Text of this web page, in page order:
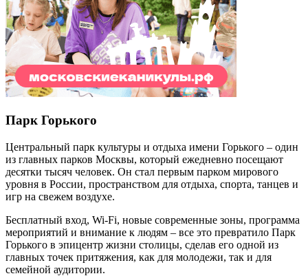
Парк Горького
Центральный парк культуры и отдыха имени Горького – один
из главных парков Москвы, который ежедневно посещают
десятки тысяч человек. Он стал первым парком мирового
уровня в России, пространством для отдыха, спорта, танцев и
игр на свежем воздухе.
Бесплатный вход, Wi-Fi, новые современные зоны, программа
мероприятий и внимание к людям – все это превратило Парк
Горького в эпицентр жизни столицы, сделав его одной из
главных точек притяжения, как для молодежи, так и для
семейной аудитории.